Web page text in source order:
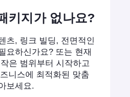
키지가 없나요?
츠, 링크 빌딩, 전면적인
요하신가요? 또는 현재
은 범위부터 시작하고
니스에 최적화된 맞춤
보세요.